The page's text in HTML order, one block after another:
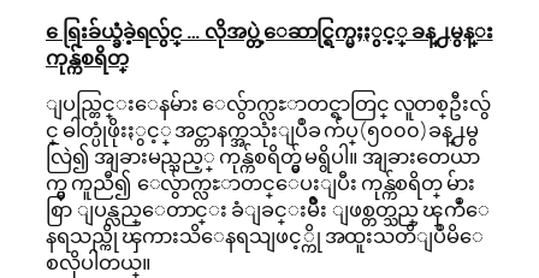
ေရြးခ်ယ္ခံခဲ့ရလွ်င္ … လိုအပ္တဲ့ေဆာင္ရြက္မႈႏွင့္ ခန္႕မွန္း
ကုန္က်စရိတ္
ျပည္တြင္းေနမ်ား ေလွ်ာက္လႊာတင္ရာတြင္ လူတစ္ဦးလွ်
င္ ဓါတ္ပုံဖိုးႏွင့္ အင္တာနက္အသုံးျပဳခ က်ပ္(၅၀၀၀)ခန္႕မွ
လြဲ၍ အျခားမည္သည့္ ကုန္က်စရိတ္မွ် မရွိပါ။ အျခားတေယာ
က္မွ ကူညီ၍ ေလွ်ာက္လႊာတင္ေပးျပီး ကုန္က်စရိတ္ မ်ား
စြာ ျပန္လည္ေတာင္း ခံျခင္းမ်ိဳး ျဖစ္တတ္သည္ ၾကဳံေ
နရသည္ကို ၾကားသိေနရသျဖင့္ကို အထူးသတိျပဳမိေ
စလိုပါတယ္။